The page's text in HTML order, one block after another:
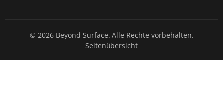
© 2026 Beyond Surface. Alle Rechte vorbehalten.
Seitenübersicht